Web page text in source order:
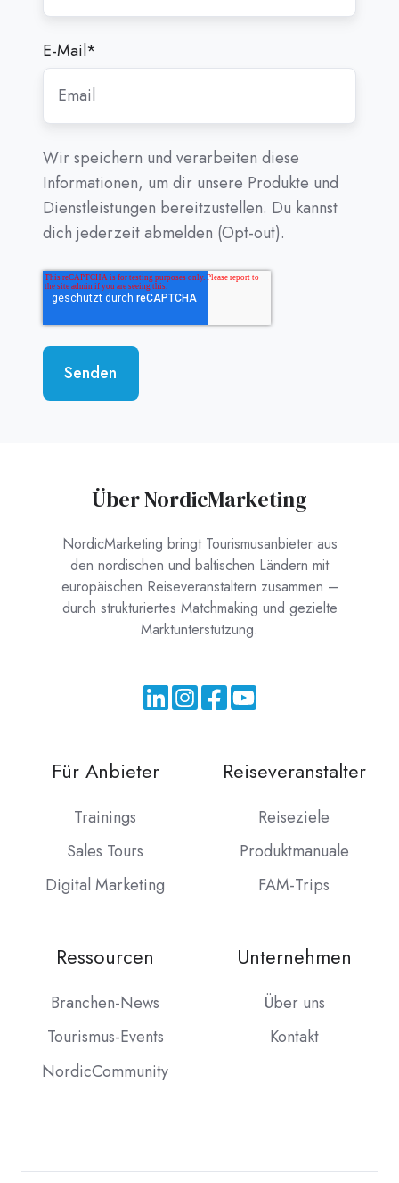
E-Mail*
Wir speichern und verarbeiten diese
Informationen, um dir unsere Produkte und
Dienstleistungen bereitzustellen. Du kannst
dich jederzeit abmelden (Opt-out).
Über NordicMarketing
NordicMarketing bringt Tourismusanbieter aus
den nordischen und baltischen Ländern mit
europäischen Reiseveranstaltern zusammen –
durch strukturiertes Matchmaking und gezielte
Marktunterstützung.
Für Anbieter
Trainings
Sales Tours
Digital Marketing
Reiseveranstalter
Reiseziele
Produktmanuale
FAM-Trips
Ressourcen
Branchen-News
Tourismus-Events
NordicCommunity
Unternehmen
Über uns
Kontakt